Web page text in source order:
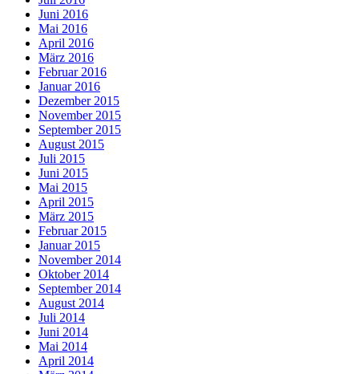
Juni 2016
Mai 2016
April 2016
März 2016
Februar 2016
Januar 2016
Dezember 2015
November 2015
September 2015
August 2015
Juli 2015
Juni 2015
Mai 2015
April 2015
März 2015
Februar 2015
Januar 2015
November 2014
Oktober 2014
September 2014
August 2014
Juli 2014
Juni 2014
Mai 2014
April 2014